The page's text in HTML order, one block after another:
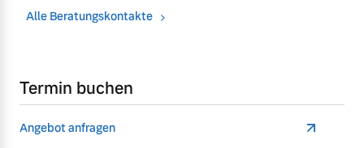
Alle Beratungskontakte
Termin buchen
Angebot anfragen